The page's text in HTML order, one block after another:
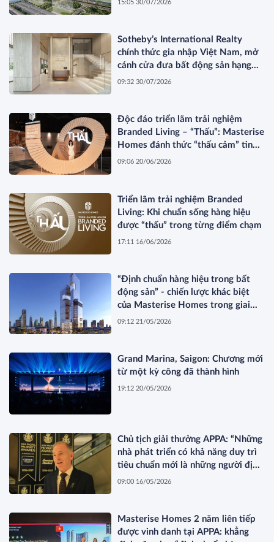
15:05 30/07/2026
Sotheby’s International Realty
chính thức gia nhập Việt Nam, mở
cánh cửa đưa bất động sản hạng
sang kết nối toàn cầu
09:32 30/07/2026
Độc đáo triển lãm trải nghiệm
Branded Living – “Thấu”: Masterise
Homes đánh thức “thấu cảm” tinh
hoa về không gian sống hàng hiệu
09:06 20/06/2026
Triển lãm trải nghiệm Branded
Living: Khi chuẩn sống hàng hiệu
được “thấu” trong từng điểm chạm
17:11 16/06/2026
“Định chuẩn hàng hiệu trong bất
động sản” - chiến lược khác biệt
của Masterise Homes trong giai
đoạn thị trường tái cấu trúc
09:12 21/05/2026
Grand Marina, Saigon: Chương mới
từ một kỳ công đã thành hình
19:12 20/05/2026
Chủ tịch giải thưởng APPA: “Những
nhà phát triển có khả năng duy trì
tiêu chuẩn mới là những người định
hình thị trường”
09:00 16/05/2026
Masterise Homes 2 năm liên tiếp
được vinh danh tại APPA: khẳng